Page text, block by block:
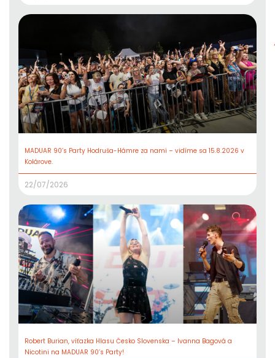
MADUAR 90’s Party Hodruša-Hámre za nami – vidíme sa 15.8.2026 v
Kolárove.
22/07/2026
Robert Burian, víťazka Hlasu Česko Slovenska – Ivanna Bagová a
Nicotini na MADUAR 90’s Party!